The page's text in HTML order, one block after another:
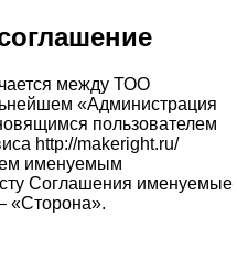
между ТОО
«Администрация
пользователем
http://makeright.ru/
именуемым
Соглашения именуемые
«Сторона».